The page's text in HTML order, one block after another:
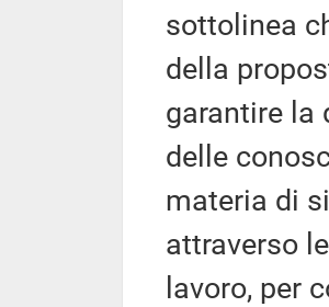
sottolinea
della
garantire la
delle
materia di
attraverso
lavoro, per